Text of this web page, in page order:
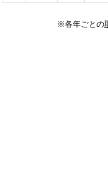
※各年ごとの